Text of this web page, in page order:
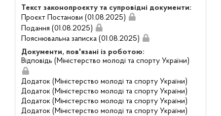
Текст законопроєкту та супровідні документи:
Проєкт Постанови (01.08.2025)
Подання (01.08.2025)
Пояснювальна записка (01.08.2025)
Документи, пов'язані із роботою:
Відповідь (Міністерство молоді та спорту України)
Додаток (Міністерство молоді та спорту України)
Додаток (Міністерство молоді та спорту України)
Додаток (Міністерство молоді та спорту України)
Додаток (Міністерство молоді та спорту України)